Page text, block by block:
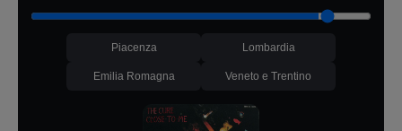
Piacenza Lombardia
Emilia Romagna Veneto e Trentino